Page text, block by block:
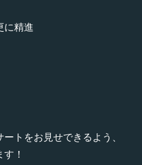
に精進
トをお見せできるよう、
！